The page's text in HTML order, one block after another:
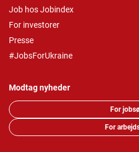
Job hos Jobindex
For investorer
Presse
#JobsForUkraine
Modtag nyheder
For
For